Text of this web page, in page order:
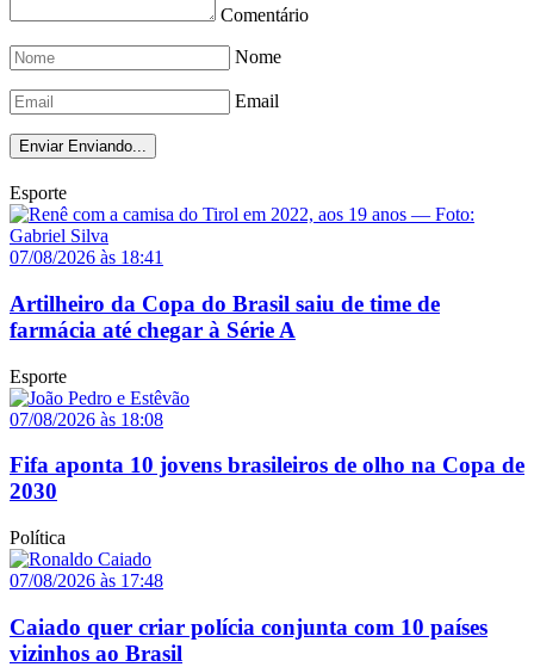
Comentário
Nome
Email
Enviar Enviando...
Esporte
07/08/2026 às 18:41
Artilheiro da Copa do Brasil saiu de time de
farmácia até chegar à Série A
Esporte
07/08/2026 às 18:08
Fifa aponta 10 jovens brasileiros de olho na Copa de
2030
Política
07/08/2026 às 17:48
Caiado quer criar polícia conjunta com 10 países
vizinhos ao Brasil